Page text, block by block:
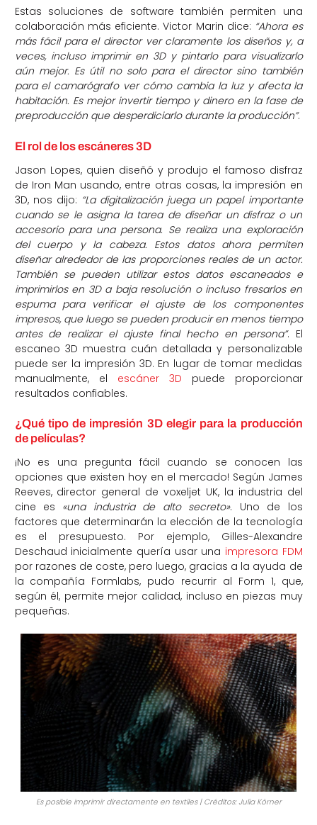
Estas soluciones de software también permiten una
colaboración más eficiente. Victor Marin dice: “Ahora es
más fácil para el director ver claramente los diseños y, a
veces, incluso imprimir en 3D y pintarlo para visualizarlo
aún mejor. Es útil no solo para el director sino también
para el camarógrafo ver cómo cambia la luz y afecta la
habitación. Es mejor invertir tiempo y dinero en la fase de
preproducción que desperdiciarlo durante la producción”.
El rol de los escáneres 3D
Jason Lopes, quien diseñó y produjo el famoso disfraz
de Iron Man usando, entre otras cosas, la impresión en
3D, nos dijo: “La digitalización juega un papel importante
cuando se le asigna la tarea de diseñar un disfraz o un
accesorio para una persona. Se realiza una exploración
del cuerpo y la cabeza. Estos datos ahora permiten
diseñar alrededor de las proporciones reales de un actor.
También se pueden utilizar estos datos escaneados e
imprimirlos en 3D a baja resolución o incluso fresarlos en
espuma para verificar el ajuste de los componentes
impresos, que luego se pueden producir en menos tiempo
antes de realizar el ajuste final hecho en persona”. El
escaneo 3D muestra cuán detallada y personalizable
puede ser la impresión 3D. En lugar de tomar medidas
manualmente, el escáner 3D puede proporcionar
resultados confiables.
¿Qué tipo de impresión 3D elegir para la producción
de películas?
¡No es una pregunta fácil cuando se conocen las
opciones que existen hoy en el mercado! Según James
Reeves, director general de voxeljet UK, la industria del
cine es «una industria de alto secreto». Uno de los
factores que determinarán la elección de la tecnología
es el presupuesto. Por ejemplo, Gilles-Alexandre
Deschaud inicialmente quería usar una impresora FDM
por razones de coste, pero luego, gracias a la ayuda de
la compañía Formlabs, pudo recurrir al Form 1, que,
según él, permite mejor calidad, incluso en piezas muy
pequeñas.
Es posible imprimir directamente en textiles | Créditos: Julia Körner